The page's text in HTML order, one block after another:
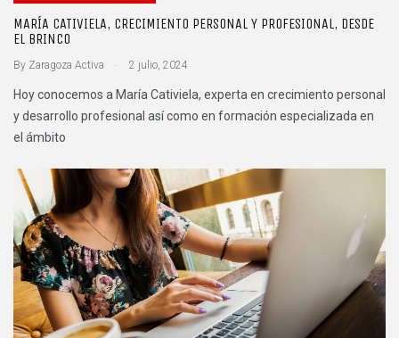
MARÍA CATIVIELA, CRECIMIENTO PERSONAL Y PROFESIONAL, DESDE
EL BRINCO
By Zaragoza Activa . 2 julio, 2024
Hoy conocemos a María Cativiela, experta en crecimiento personal
y desarrollo profesional así como en formación especializada en
el ámbito